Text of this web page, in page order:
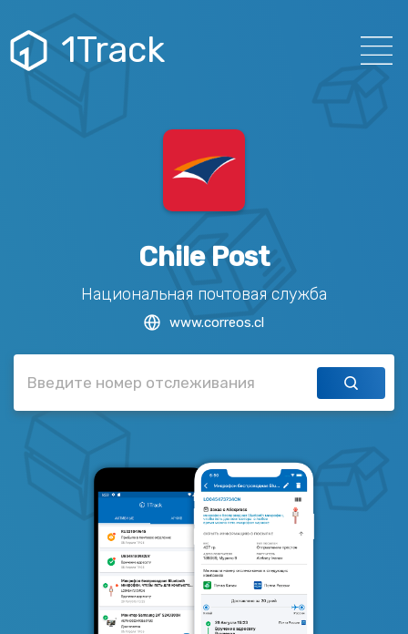
1Track
Chile Post
Национальная почтовая служба
www.correos.cl